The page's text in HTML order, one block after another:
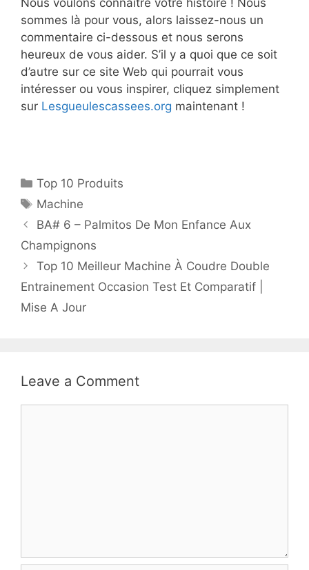
sommes là pour vous, alors laissez-nous un
commentaire ci-dessous et nous serons
heureux de vous aider. S’il y a quoi que ce soit
d’autre sur ce site Web qui pourrait vous
intéresser ou vous inspirer, cliquez simplement
sur Lesgueulescassees.org maintenant !
Top 10 Produits
Machine
BA# 6 – Palmitos De Mon Enfance Aux
Champignons
Top 10 Meilleur Machine À Coudre Double
Entrainement Occasion Test Et Comparatif |
Mise A Jour
Leave a Comment